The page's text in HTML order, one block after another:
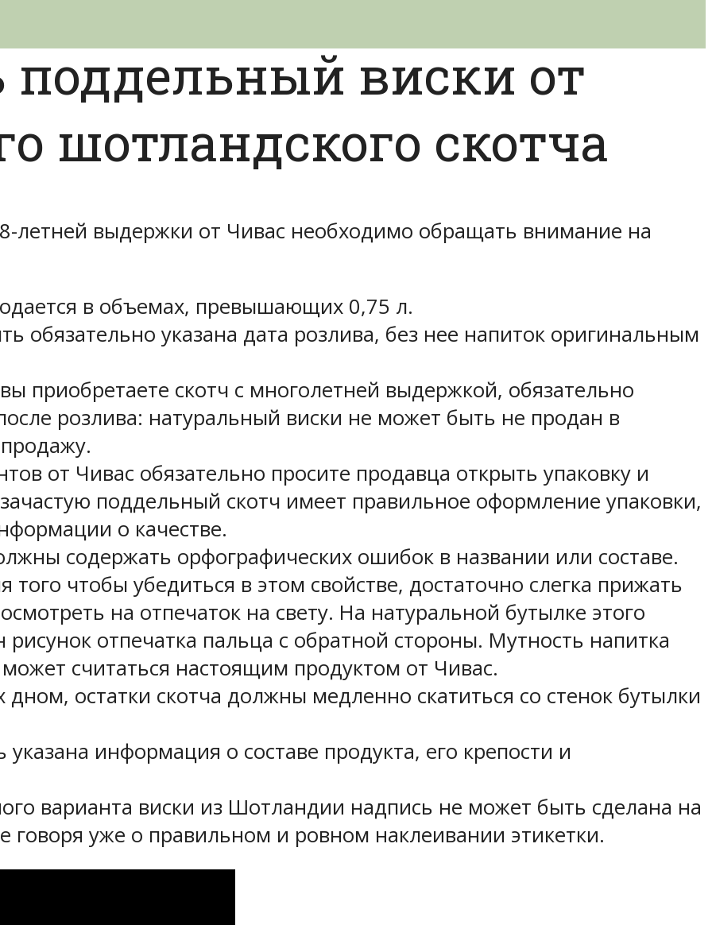
поддельный виски от
шотландского скотча
летней выдержки от Чивас необходимо обращать внимание на
в объемах, превышающих 0,75 л.
обязательно указана дата розлива, без нее напиток оригинальным
приобретаете скотч с многолетней выдержкой, обязательно
розлива: натуральный виски не может быть не продан в
от Чивас обязательно просите продавца открыть упаковку и
поддельный скотч имеет правильное оформление упаковки,
о качестве.
содержать орфографических ошибок в названии или составе.
чтобы убедиться в этом свойстве, достаточно слегка прижать
на отпечаток на свету. На натуральной бутылке этого
рисунок отпечатка пальца с обратной стороны. Мутность напитка
считаться настоящим продуктом от Чивас.
дном, остатки скотча должны медленно скатиться со стенок бутылки
информация о составе продукта, его крепости и
варианта виски из Шотландии надпись не может быть сделана на
говоря уже о правильном и ровном наклеивании этикетки.